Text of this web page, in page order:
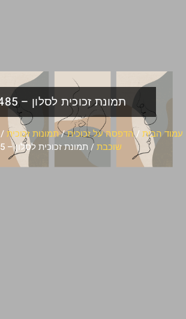
תמונת זכוכית לסלון – E-485
עמוד הבית /הדפסה על זכוכית/תמונות זכוכית/
שוכבת/ תמונת זכוכית לסלון – E-485